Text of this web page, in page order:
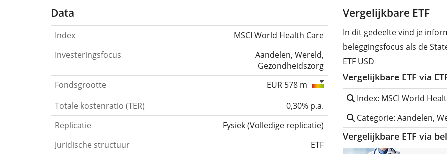
Data
Index
MSCI World Health Care
Investeringsfocus
Aandelen, Wereld,
Gezondheidszorg
Fondsgrootte
EUR 578 m
Totale kostenratio (TER)
0,30% p.a.
Replicatie
Fysiek(Volledige replicatie)
Juridische structuur
ETF
Vergelijkbare ETF
In dit gedeelte vind je
beleggingsfocus als de
ETF USD
Vergelijkbare ETF via
Index: MSCI World
Categorie: Aandelen,
Vergelijkbare ETF via